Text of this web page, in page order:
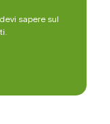
sapere sul